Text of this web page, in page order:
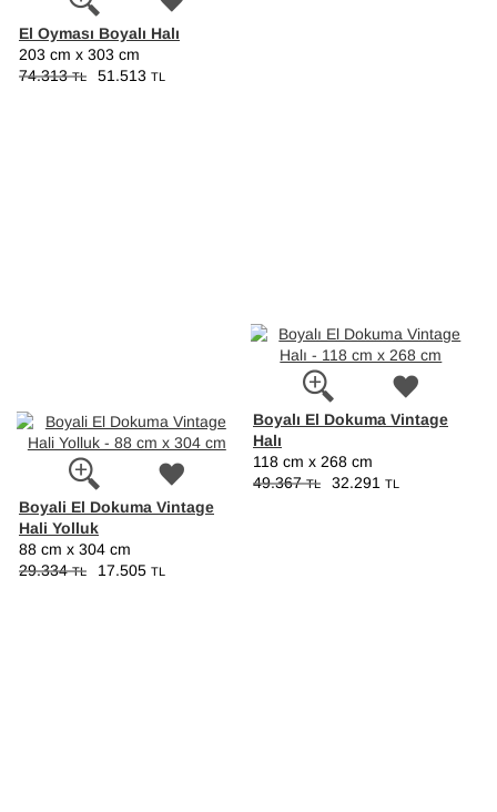
El Oyması Boyalı Halı
203 cm x 303 cm
74.313TL 51.513 TL
Boyalı El Dokuma Vintage
Halı
118 cm x 268 cm
49.367TL 32.291 TL
Boyali El Dokuma Vintage
Hali Yolluk
88 cm x 304 cm
29.334TL 17.505 TL